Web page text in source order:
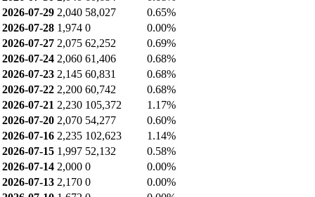
2026-07-15 1,997 7,219
2.89%
2026-07-14 2,000 4,510
0.32%
2026-07-13 2,170 1,281
0.21%
2026-07-10 1,672 1,953
2.03%
2026-07-09 1,675 2,048
1.64%
2026-07-08 1,676 362 0.16%
공매도 잔고
종가 공매도 잔고
2026-08-04 2,005 118,898
1.32%
2026-08-03 2,015 114,912
1.28%
2026-07-31 2,020 64,057
0.71%